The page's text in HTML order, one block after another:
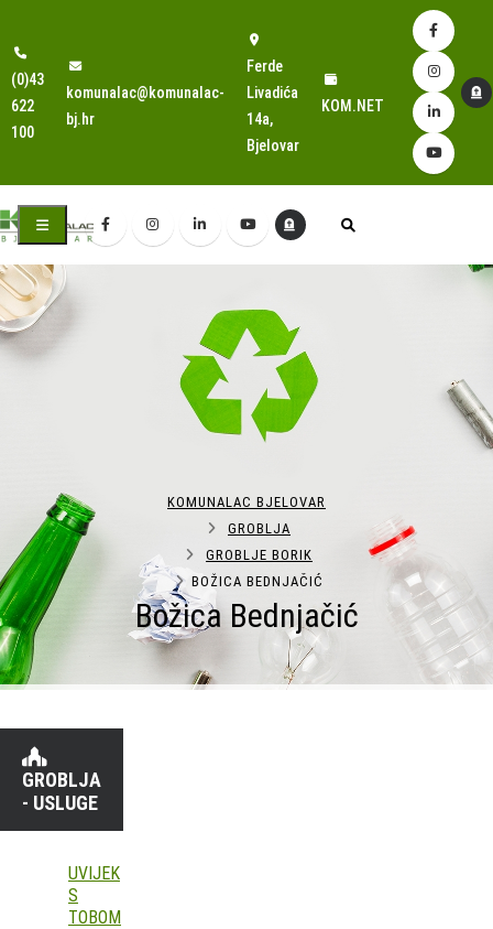
(0)43
622
100
komunalac@komunalac-
bj.hr
Ferde
Livadića
14a,
Bjelovar
KOM.NET
Božica Bednjačić
KOMUNALAC BJELOVAR
GROBLJA
GROBLJE BORIK
BOŽICA BEDNJAČIĆ
GROBLJA
- USLUGE
UVIJEK
S
TOBOM